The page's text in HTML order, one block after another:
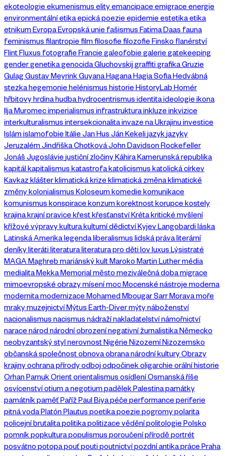
ekoteologie ekumenismus elityemancipace emigrace energie
environmentální etikaepická poezie epidemie estetikaetika
etnikumEvropaEvropská unie fašismus Fatima Daas fauna
feminismus filantropie filmfilosofie filozofie Finsko flanérství
FlintFluxus fotografie Francie galeofobie galerie gatekeeping
gendergenetikagenocidaGluchovskijgraffitigrafikaGruzie
GulagGustav MeyrinkGuyanaHaganaHagia SofiaHedvábná
stezkahegemonie helénismus historie HistoryLab Homér
hřbitovyhrdinahudbahydrocentrismus identitaideologie ikona
Ilja Muromecimperialismus infrastrukturainkluze inkvizice
interkulturalismus intersekcionalitainvaze na Ukrajinuinvestice
Islámislamofobie Itálie Jan Hus Ján Kekelijazykjazyky
JeruzalémJindřiška ChotkováJohn Davidson Rockefeller
Jonáš Jugoslávie justiční zločinyKáhiraKamerunská republika
kapitálkapitalismus katastrofakatolicismus katolická církev
Kavkaz klášterklimatická krize klimatická změnaklimatické
změnykolonialismus Koloseumkomedie komunikace
komunismus konspirace konzumkorektnostkorupce kostely
krajinakrajní pravice křestkřesťanstvíKrétakritické myšlení
křížové výpravykulturakulturní dědictvíKyjevLangobardiláska
Latinská Amerikalegendaliberalismus lidská právaliterární
deníkyliterátiliteraturaliteratura pro dětilovluxus Lýsistraté
MAGA Maghreb mariánský kultMaroko Martin Luthermédia
medialitaMekkaMemorialměsto meziválečná dobamigrace
mimoevropské obrazymísenímocMocenské nástroje moderna
modernitamodernizace Mohamed Mbougar SarrMoravamoře
mrakymuzejnictvíMýtus Earth-Divermýtynáboženství
nacionalismus nacismus nádražínakladatelstvínámořnictví
narace národnárodní obrozenínegativní žurnalistikaNěmecko
neobyzantský stylnerovnostNigérie NizozemíNizozemsko
občanská společnostobnovaobrana národní kulturyObrazy
krajinyochrana přírodyodbojodpočinekoligarchie orální historie
Orhan PamukOrientorientalismus osídleníOsmanská říše
osvícenstvíotium a negotiumpadělekPalestinapamátky
památníkpaměťPaříž Paul Biyapéče performance periferie
pitná vodaPlatónPlautus poetikapoezie pogromypolarita
policejní brutalitapolitikapolitizace věděnípolitologie Polsko
pomníkpopkulturapopulismus poroučení přírodě portrét
posvátno potopapouťpoutipoutnictvípozdní antikapráce Praha